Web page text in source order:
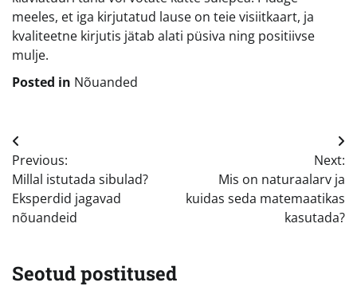
meeles, et iga kirjutatud lause on teie visiitkaart, ja
kvaliteetne kirjutis jätab alati püsiva ning positiivse
mulje.
Posted in Nõuanded
Navigeerimine
Previous:
Millal istutada sibulad?
Eksperdid jagavad
nõuandeid
Next:
Mis on naturaalarv ja
kuidas seda matemaatikas
kasutada?
Seotud postitused